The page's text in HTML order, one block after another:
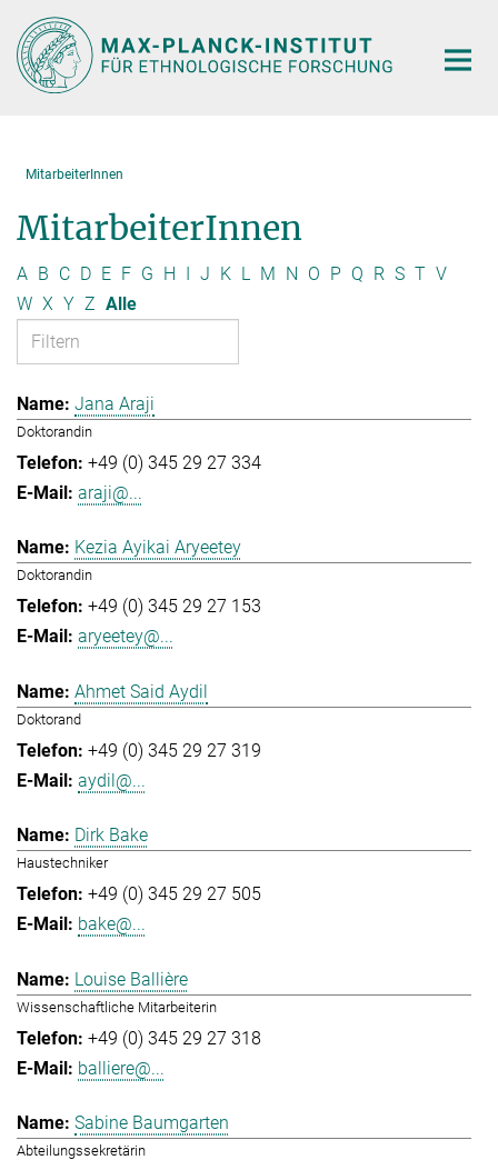
Hauptinhalt
MitarbeiterInnen
MitarbeiterInnen
A B C D E F G H I J K L M N O P Q R S T V
W X Y Z Alle
Jana Araji
Doktorandin
+49 (0) 345 29 27 334
araji@...
Kezia Ayikai Aryeetey
Doktorandin
+49 (0) 345 29 27 153
aryeetey@...
Ahmet Said Aydil
Doktorand
+49 (0) 345 29 27 319
aydil@...
Dirk Bake
Haustechniker
+49 (0) 345 29 27 505
bake@...
Louise Ballière
Wissenschaftliche Mitarbeiterin
+49 (0) 345 29 27 318
balliere@...
Sabine Baumgarten
Abteilungssekretärin